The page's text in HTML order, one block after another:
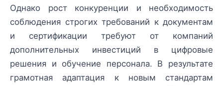
Однако рост конкуренции и необходимость
соблюдения строгих требований к документам
и сертификации требуют от компаний
дополнительных инвестиций в цифровые
решения и обучение персонала. В результате
грамотная адаптация к новым стандартам